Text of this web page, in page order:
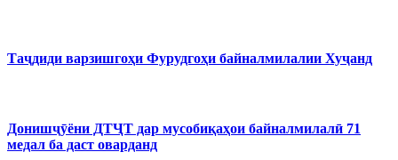
Таҷдиди варзишгоҳи Фурудгоҳи байналмилалии Хуҷанд
Донишҷӯёни ДТҶТ дар мусобиқаҳои байналмилалӣ 71
медал ба даст оварданд